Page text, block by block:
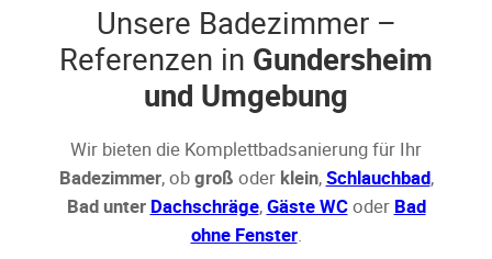
Unsere Badezimmer –
Referenzen in Gundersheim
und Umgebung
Wir bieten die Komplettbadsanierung für Ihr
Badezimmer, obgroß oder klein,Schlauchbad,
Bad unter Dachschräge,Gäste WCoder Bad
ohne Fenster.